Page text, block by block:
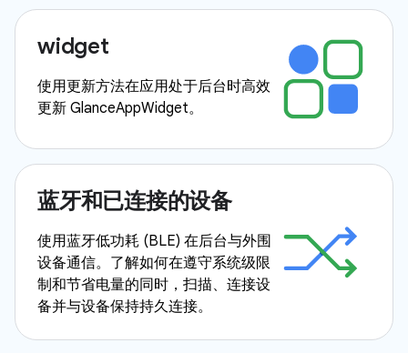
widget
使用更新方法在应用处于后台时高效
更新 GlanceAppWidget。
蓝牙和已连接的设备
使用蓝牙低功耗 (BLE) 在后台与外围
设备通信。了解如何在遵守系统级限
制和节省电量的同时，扫描、连接设
备并与设备保持持久连接。